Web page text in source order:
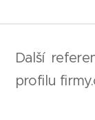
Další
profilu